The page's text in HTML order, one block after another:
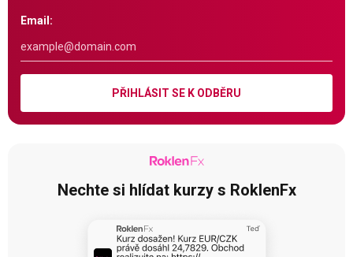
Email:
PŘIHLÁSIT SE K ODBĚRU
Nechte si hlídat kurzy s RoklenFx